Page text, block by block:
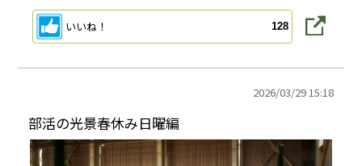
いいね！ 128
2026/03/29 15:18
部活の光景春休み日曜編